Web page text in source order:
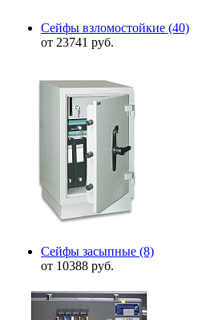
Сейфы взломостойкие (40)
от 23741 руб.
Сейфы засыпные (8)
от 10388 руб.